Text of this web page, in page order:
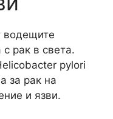
водещите
с рак в света.
pylori
за рак на
и язви.